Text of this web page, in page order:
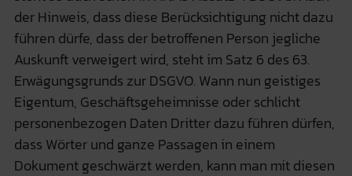
der Hinweis, dass diese Berücksichtigung nicht dazu
führen dürfe, dass der betroffenen Person jegliche
Auskunft verweigert wird, steht im Satz 6 des 63.
Erwägungsgrunds zur DSGVO. Wann nun geistiges
Eigentum, Geschäftsgeheimnisse oder schlicht
personenbezogen Daten Dritter dazu führen dürfen,
dass Wörter und ganze Passagen in einem
Dokument geschwärzt werden, kann man mit diesen